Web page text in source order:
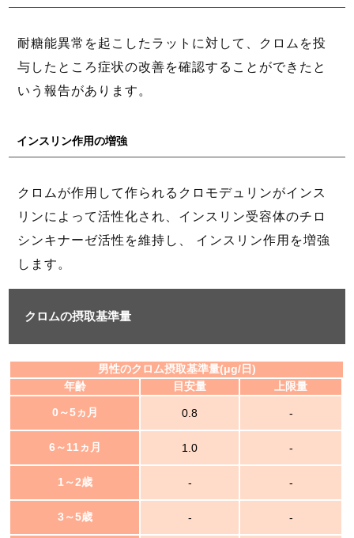
耐糖能異常を起こしたラットに対して、クロムを投
与したところ症状の改善を確認することができたと
いう報告があります。
インスリン作用の増強
クロムが作用して作られるクロモデュリンがインス
リンによって活性化され、インスリン受容体のチロ
シンキナーゼ活性を維持し、 インスリン作用を増強
します。
クロムの摂取基準量
男性のクロム摂取基準量(μg/日)
年齢
目安量 上限量
0～5ヵ月 0.8 -
6～11ヵ月 1.0 -
1～2歳 - -
3～5歳 - -